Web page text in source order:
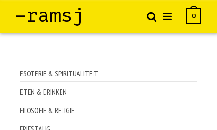
–ramsj 0
ESOTERIE & SPIRITUALITEIT
ETEN & DRINKEN
FILOSOFIE & RELIGIE